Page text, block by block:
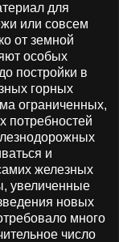
для
или совсем
от земной
особых
постройки в
горных
ограниченных,
потребностей
и
железных
увеличенные
новых
много
число